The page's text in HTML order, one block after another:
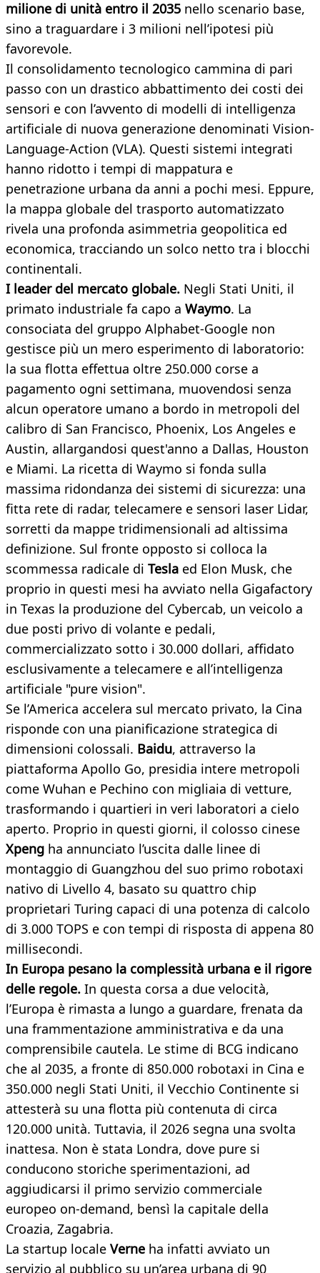
milione di unità entro il 2035 nello scenario base,
sino a traguardare i 3 milioni nell’ipotesi più
favorevole.
Il consolidamento tecnologico cammina di pari
passo con un drastico abbattimento dei costi dei
sensori e con l’avvento di modelli di intelligenza
artificiale di nuova generazione denominati Vision-
Language-Action (VLA). Questi sistemi integrati
hanno ridotto i tempi di mappatura e
penetrazione urbana da anni a pochi mesi. Eppure,
la mappa globale del trasporto automatizzato
rivela una profonda asimmetria geopolitica ed
economica, tracciando un solco netto tra i blocchi
continentali.
I leader del mercato globale. Negli Stati Uniti, il
primato industriale fa capo a Waymo. La
consociata del gruppo Alphabet-Google non
gestisce più un mero esperimento di laboratorio:
la sua flotta effettua oltre 250.000 corse a
pagamento ogni settimana, muovendosi senza
alcun operatore umano a bordo in metropoli del
calibro di San Francisco, Phoenix, Los Angeles e
Austin, allargandosi quest'anno a Dallas, Houston
e Miami. La ricetta di Waymo si fonda sulla
massima ridondanza dei sistemi di sicurezza: una
fitta rete di radar, telecamere e sensori laser Lidar,
sorretti da mappe tridimensionali ad altissima
definizione. Sul fronte opposto si colloca la
scommessa radicale di Tesla ed Elon Musk, che
proprio in questi mesi ha avviato nella Gigafactory
in Texas la produzione del Cybercab, un veicolo a
due posti privo di volante e pedali,
commercializzato sotto i 30.000 dollari, affidato
esclusivamente a telecamere e all’intelligenza
artificiale "pure vision".
Se l’America accelera sul mercato privato, la Cina
risponde con una pianificazione strategica di
dimensioni colossali. Baidu, attraverso la
piattaforma Apollo Go, presidia intere metropoli
come Wuhan e Pechino con migliaia di vetture,
trasformando i quartieri in veri laboratori a cielo
aperto. Proprio in questi giorni, il colosso cinese
Xpeng ha annunciato l’uscita dalle linee di
montaggio di Guangzhou del suo primo robotaxi
nativo di Livello 4, basato su quattro chip
proprietari Turing capaci di una potenza di calcolo
di 3.000 TOPS e con tempi di risposta di appena 80
millisecondi.
In Europa pesano la complessità urbana e il rigore
delle regole. In questa corsa a due velocità,
l’Europa è rimasta a lungo a guardare, frenata da
una frammentazione amministrativa e da una
comprensibile cautela. Le stime di BCG indicano
che al 2035, a fronte di 850.000 robotaxi in Cina e
350.000 negli Stati Uniti, il Vecchio Continente si
attesterà su una flotta più contenuta di circa
120.000 unità. Tuttavia, il 2026 segna una svolta
inattesa. Non è stata Londra, dove pure si
conducono storiche sperimentazioni, ad
aggiudicarsi il primo servizio commerciale
europeo on-demand, bensì la capitale della
Croazia, Zagabria.
La startup locale Verne ha infatti avviato un
servizio al pubblico su un’area urbana di 90